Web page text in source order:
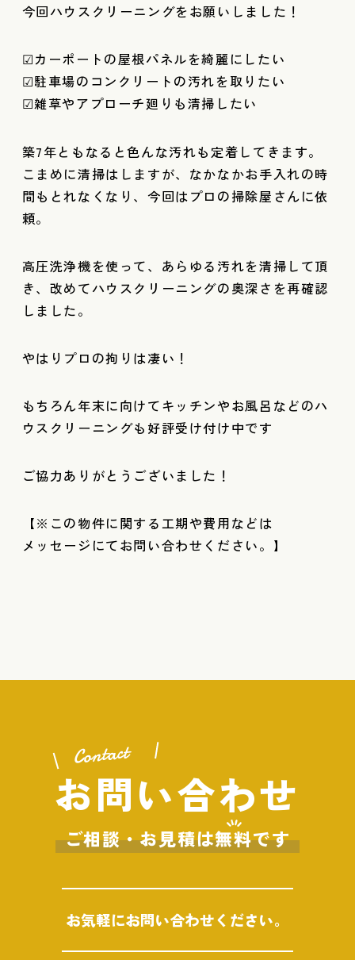
今回ハウスクリーニングをお願いしました！
☑カーポートの屋根パネルを綺麗にしたい
☑駐車場のコンクリートの汚れを取りたい
☑雑草やアプローチ廻りも清掃したい
築7年ともなると色んな汚れも定着してきます。
こまめに清掃はしますが、なかなかお手入れの時
間もとれなくなり、今回はプロの掃除屋さんに依
頼。
高圧洗浄機を使って、あらゆる汚れを清掃して頂
き、改めてハウスクリーニングの奥深さを再確認
しました。
やはりプロの拘りは凄い！
もちろん年末に向けてキッチンやお風呂などのハ
ウスクリーニングも好評受け付け中です
ご協力ありがとうございました！
【※この物件に関する工期や費用などは
メッセージにてお問い合わせください。】
Contact
お問い合わせ
ご相談・お見積は無料です
お気軽にお問い合わせください。